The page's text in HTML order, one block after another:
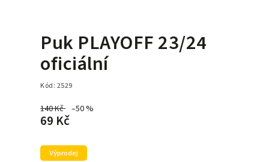
Puk PLAYOFF 23/24
oficiální
Kód: 2529
140 Kč –50 %
69 Kč
Výprodej